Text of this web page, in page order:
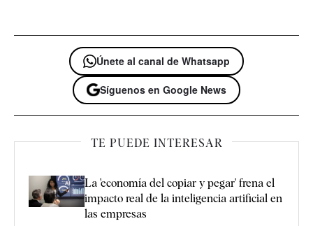
Únete al canal de Whatsapp
Síguenos en Google News
TE PUEDE INTERESAR
La 'economía del copiar y pegar' frena el
impacto real de la inteligencia artificial en
las empresas